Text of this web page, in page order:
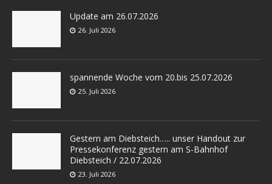
Update am 26.07.2026
26. Juli 2026
spannende Woche vom 20.bis 25.07.2026
25. Juli 2026
Gestern am Diebsteich….. unser Handout zur
Pressekonferenz gestern am S-Bahnhof
Diebsteich / 22.07.2026
23. Juli 2026